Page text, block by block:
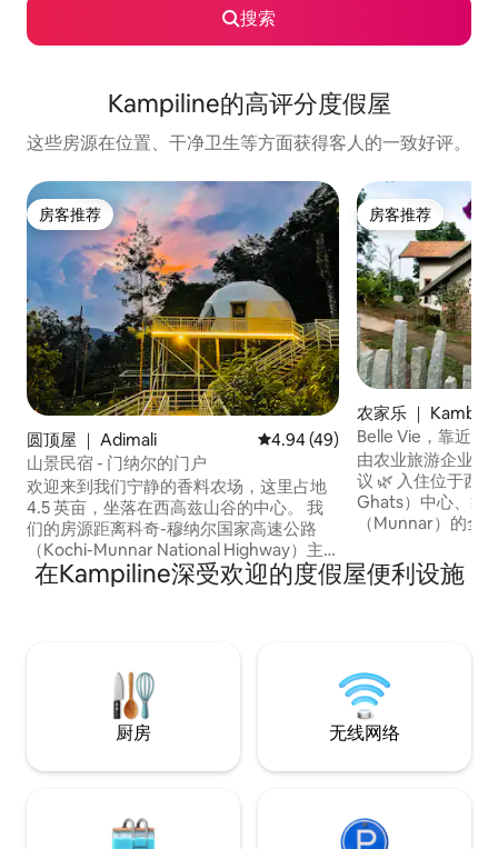
搜索
Kampiline的高评分度假屋
这些房源在位置、干净卫生等方面获得客人的一致好评。
房客推荐
房客推荐
圆顶屋 ｜ Adimali 平均评分 4.94 分（满分 5 分）
4.94 (49)
山景民宿 - 门纳尔的门户
欢迎来到我们宁静的香料农场，这里占地
4.5 英亩，坐落在西高兹山谷的中心。 我
们的房源距离科奇-穆纳尔国家高速公路
（Kochi-Munnar National Highway）主
干道仅 500 米，有一条 80 米长的混凝土步
行道通往我们的爱彼迎房源，非常方便。
域，距离房源仅 3 分钟路程。
房客推荐
房客推荐
农家乐 ｜
Belle Vie，靠近山
Munnar
由农业旅游企业
议 🌿 入住位于西高止山脉（Western
Ghats）中心、靠
（Munnar）的全
景山景，坐落在小
代化便利设施、设
在Kampiline深受欢迎的度假屋便利设施
厨房 无线网络